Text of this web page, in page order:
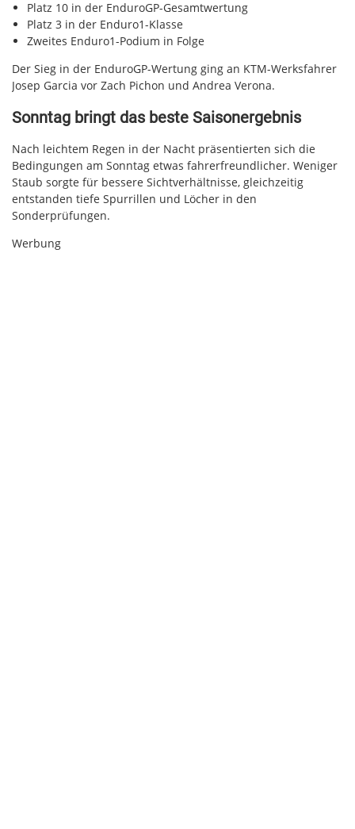
Platz 10 in der EnduroGP-Gesamtwertung
Platz 3 in der Enduro1-Klasse
Zweites Enduro1-Podium in Folge
Der Sieg in der EnduroGP-Wertung ging an KTM-Werksfahrer
Josep Garcia vor Zach Pichon und Andrea Verona.
Sonntag bringt das beste Saisonergebnis
Nach leichtem Regen in der Nacht präsentierten sich die
Bedingungen am Sonntag etwas fahrerfreundlicher. Weniger
Staub sorgte für bessere Sichtverhältnisse, gleichzeitig
entstanden tiefe Spurrillen und Löcher in den
Sonderprüfungen.
Werbung